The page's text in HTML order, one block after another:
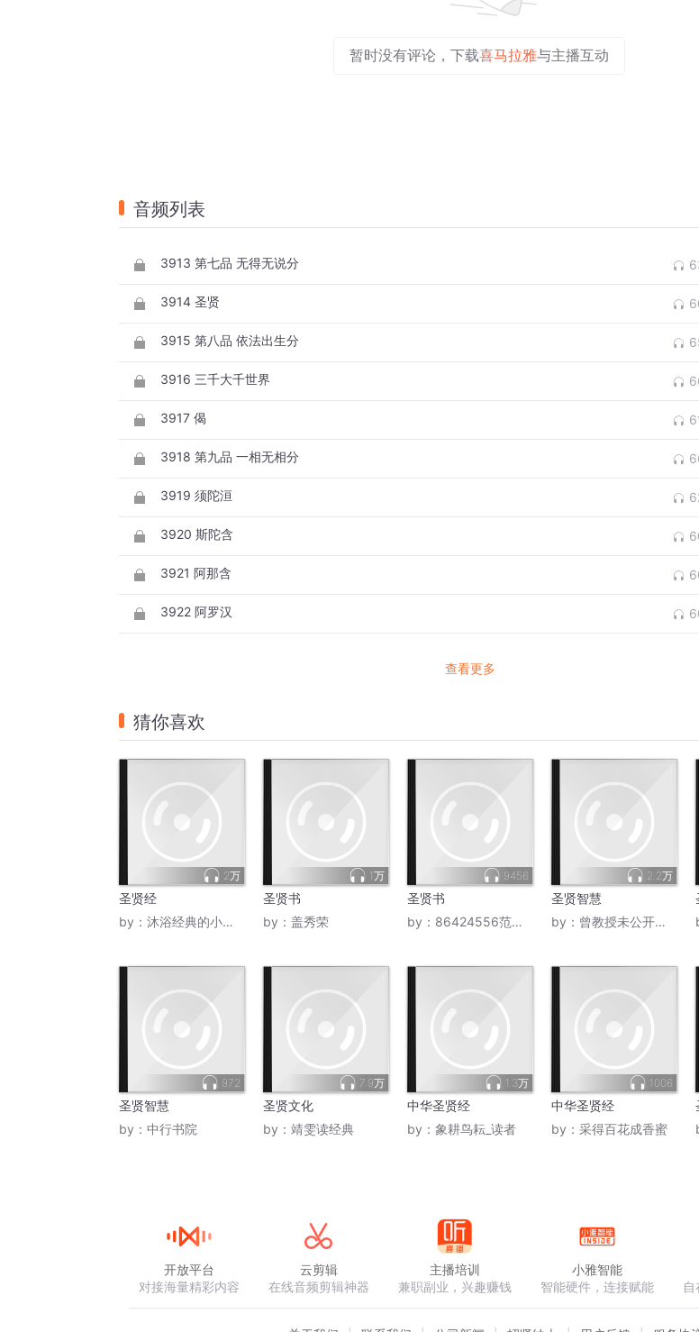
暂时没有评论，下载喜马拉雅与主播互动
音频列表
3913 第七品 无得无说分
3914 圣贤
3915 第八品 依法出生分
3916 三千大千世界
3917 偈
3918 第九品 一相无相分
3919 须陀洹
3920 斯陀含
3921 阿那含
3922 阿罗汉
查看更多
猜你喜欢
2万
圣贤经
by： 沐浴经典的小星星
1万
圣贤书
by： 盖秀荣
9456
圣贤书
by： 86424556范伟丽
2.2万
圣贤智慧
by： 曾教授未公开音频
972
圣贤智慧
by： 中行书院
7.9万
圣贤文化
by： 靖雯读经典
1.3万
中华圣贤经
by： 象耕鸟耘_读者
1006
中华圣贤经
by： 采得百花成香蜜
开放平台
对接海量精彩内容
云剪辑
在线音频剪辑神器
主播培训
兼职副业，兴趣赚钱
小雅智能
智能硬件，连接赋能